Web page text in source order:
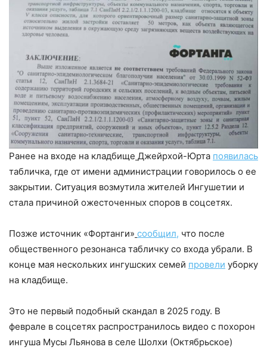
Ранее на входе на кладбище Джейрхой-Юрта появилась
табличка, где от имени администрации говорилось о ее
закрытии. Ситуация возмутила жителей Ингушетии и
стала причиной ожесточенных споров в соцсетях.
Позже источник «Фортанги» сообщил, что после
общественного резонанса табличку со входа убрали. В
конце мая нескольких ингушских семей провели уборку
на кладбище.
Это не первый подобный скандал в 2025 году. В
феврале в соцсетях распространилось видео с похорон
ингуша Мусы Льянова в селе Шолхи (Октябрьское)